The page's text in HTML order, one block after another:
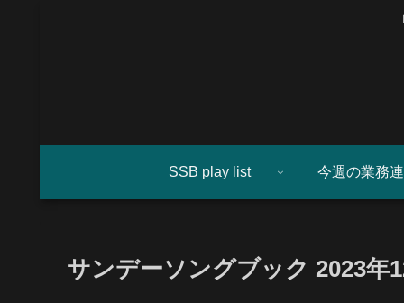
SSB play list 今週の業務
サンデーソングブック 2023年